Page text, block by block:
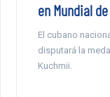
en Mundial
El cubano
disputará la
Kuchmii.